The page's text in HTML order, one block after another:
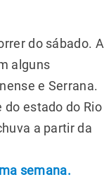
do sábado. A
alguns
e Serrana.
estado do Rio
a partir da
semana.